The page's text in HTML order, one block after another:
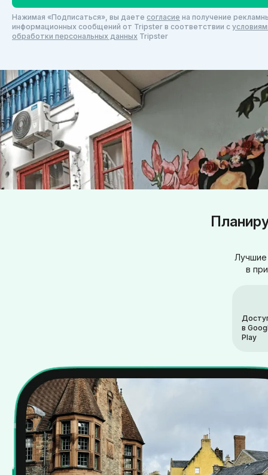
Нажимая «Подписаться», вы даете согласие на получение
информационных сообщений от Tripster в соответствии c
обработки персональных данных Tripster
в
в
Play